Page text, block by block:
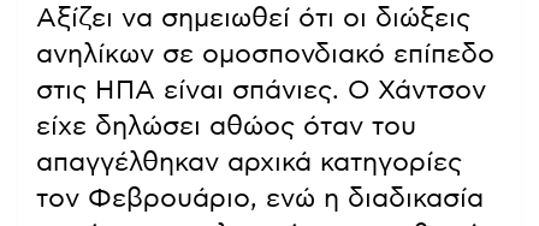
Αξίζει να σημειωθεί ότι οι διώξεις
ανηλίκων σε ομοσπονδιακό επίπεδο
στις ΗΠΑ είναι σπάνιες. Ο Χάντσον
είχε δηλώσει αθώος όταν του
απαγγέλθηκαν αρχικά κατηγορίες
τον Φεβρουάριο, ενώ η διαδικασία